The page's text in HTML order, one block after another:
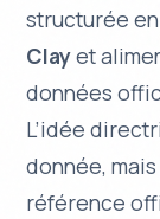
structurée
Clayet
données
L’idée
donnée,
référence